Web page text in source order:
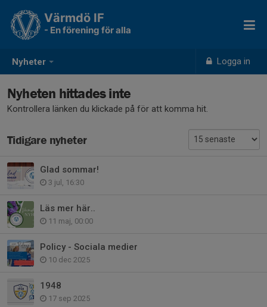
Nyheter Logga in
Värmdö IF
- En förening för alla
Nyheten hittades inte
Kontrollera länken du klickade på för att komma hit.
Tidigare nyheter
Glad sommar!
3 jul, 16:30
Läs mer här..
11 maj, 00:00
Policy - Sociala medier
10 dec 2025
1948
17 sep 2025